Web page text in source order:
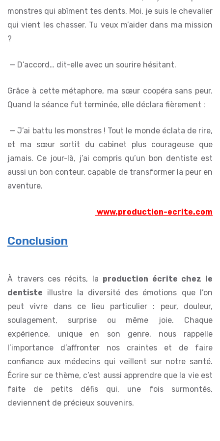
monstres qui abîment tes dents. Moi, je suis le chevalier
qui vient les chasser. Tu veux m’aider dans ma mission
?
— D’accord… dit-elle avec un sourire hésitant.
Grâce à cette métaphore, ma sœur coopéra sans peur.
Quand la séance fut terminée, elle déclara fièrement :
— J’ai battu les monstres ! Tout le monde éclata de rire,
et ma sœur sortit du cabinet plus courageuse que
jamais. Ce jour-là, j’ai compris qu’un bon dentiste est
aussi un bon conteur, capable de transformer la peur en
aventure.
www.production-ecrite.com
Conclusion
À travers ces récits, la production écrite chez le
dentiste illustre la diversité des émotions que l’on
peut vivre dans ce lieu particulier : peur, douleur,
soulagement, surprise ou même joie. Chaque
expérience, unique en son genre, nous rappelle
l’importance d’affronter nos craintes et de faire
confiance aux médecins qui veillent sur notre santé.
Écrire sur ce thème, c’est aussi apprendre que la vie est
faite de petits défis qui, une fois surmontés,
deviennent de précieux souvenirs.